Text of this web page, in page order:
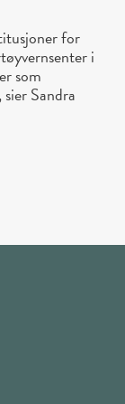
for
i
som
Sandra